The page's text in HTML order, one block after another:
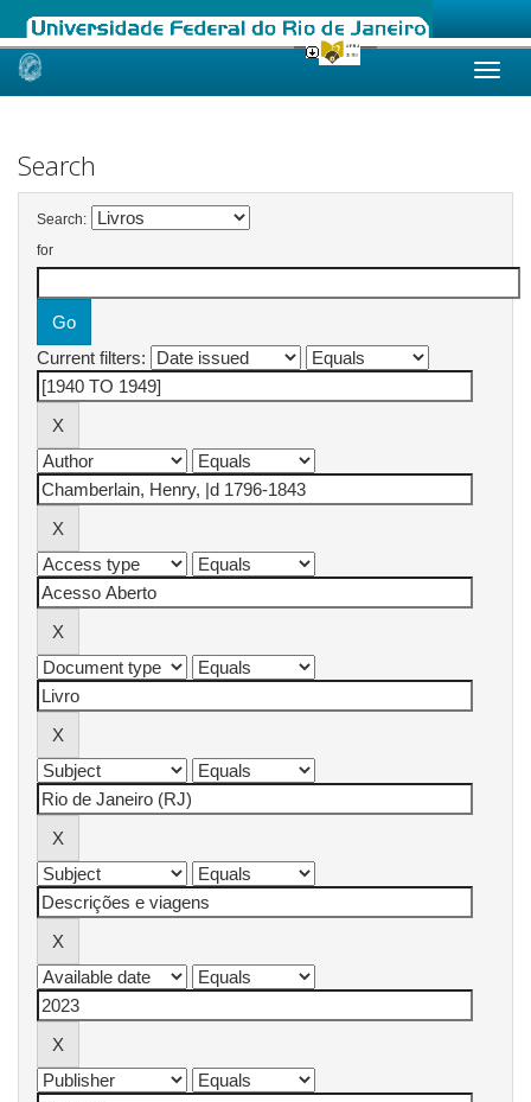
Skip
Search
Search:
for
Current filters: